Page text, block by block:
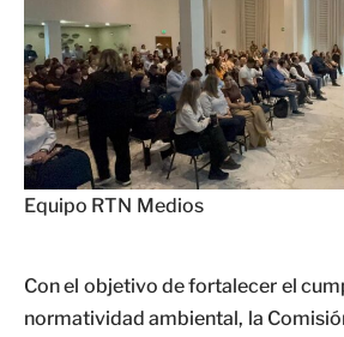
Equipo RTN Medios
Con el objetivo de fortalecer el
normatividad ambiental, la